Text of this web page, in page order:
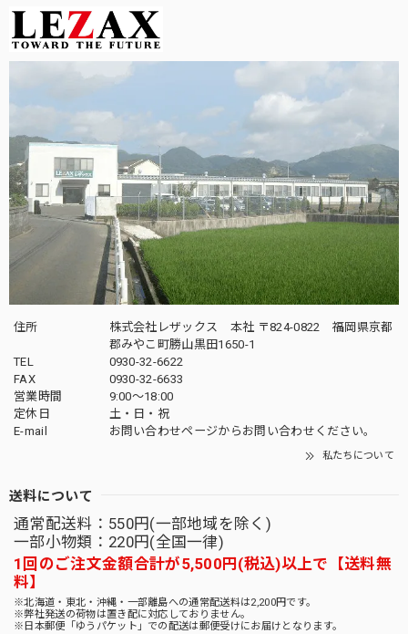
住所
株式会社レザックス 本社 〒824-0822 福岡県京都
郡みやこ町勝山黒田1650-1
TEL
0930-32-6622
FAX
0930-32-6633
営業時間
9:00〜18:00
定休日
土・日・祝
E-mail
お問い合わせページからお問い合わせください。
私たちについて
送料について
通常配送料：550円(一部地域を除く)
一部小物類：220円(全国一律)
1回のご注文金額合計が5,500円(税込)以上で【送料無
料】
※北海道・東北・沖縄・一部離島への通常配送料は2,200円です。
※弊社発送の荷物は置き配に対応しておりません。
※日本郵便「ゆうパケット」での配送は郵便受けにお届けとなります。